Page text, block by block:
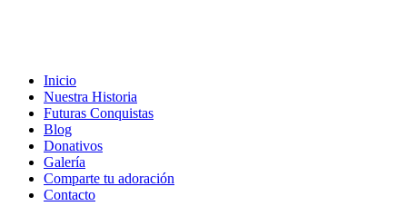
Inicio
Nuestra Historia
Futuras Conquistas
Blog
Donativos
Galería
Comparte tu adoración
Contacto